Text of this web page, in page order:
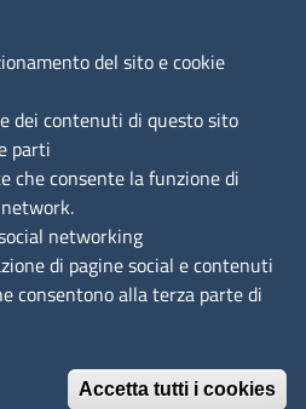
di Ferrara Ravenna
del sito e cookie
dei contenuti di questo sito
parti
che consente la funzione di
networking
di pagine social e contenuti
consentono alla terza parte di
Accetta tutti i cookies